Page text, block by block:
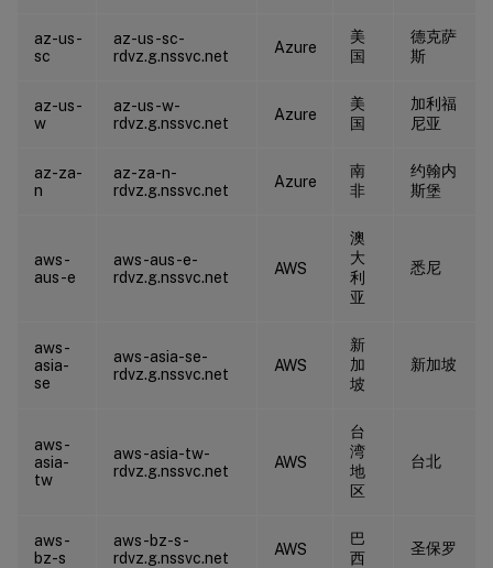
az-us-
sc
az-us-sc-
rdvz.g.nssvc.net
Azure
美
国
德克萨
斯
az-us-
w
az-us-w-
rdvz.g.nssvc.net
Azure
美
国
加利福
尼亚
az-za-
n
az-za-n-
rdvz.g.nssvc.net
Azure
南
非
约翰内
斯堡
aws-
aus-e
aws-aus-e-
rdvz.g.nssvc.net
AWS
澳
大
利
亚
悉尼
aws-
asia-
se
aws-asia-se-
rdvz.g.nssvc.net
AWS
新
加
坡
新加坡
aws-
asia-
tw
aws-asia-tw-
rdvz.g.nssvc.net
AWS
台
湾
地
区
台北
aws-
bz-s
aws-bz-s-
rdvz.g.nssvc.net
AWS
巴
西
圣保罗